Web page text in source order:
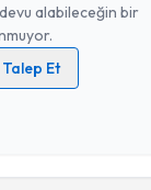
alabileceğin bir
Et
ilişkinAydınlatma Metni